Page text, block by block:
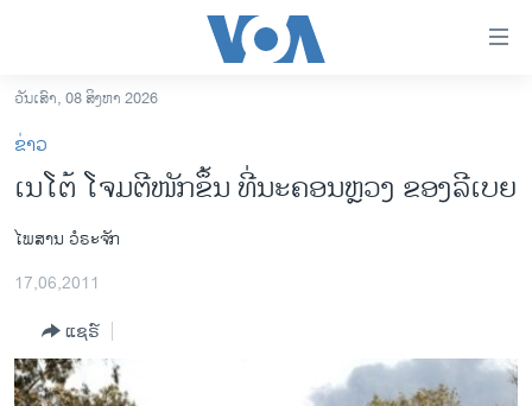
ເຂົ້າ
ຫາ
ຂ້າມ
ຂ້າມ
ໄປ
ຫາ
ລາວ
ການເລືອກຕັ້ງ ປະທານາທີບໍດີ ສະຫະລັດ 2024
ຂ່າວ​ຈີນ
ໂລກ
ເອເຊຍ
ວັນເສົາ, 08 ສິງຫາ 2026
ຂ່າວ
ເນໂຕ້ ໂຈມຕີໜັກຂຶ້ນ ທີ່ນະຄອນຫຼວງ ຂອງລີເບຍ
ໄພສານ ວໍຣະຈັກ
17,06,2011
ແຊຣ໌